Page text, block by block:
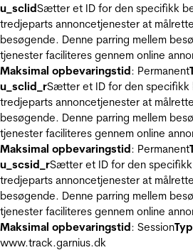
u_sclidSætter et ID for den specifikk
tredjeparts annoncetjenester at
besøgende. Denne parring mellem
tjenester faciliteres gennem online
Maksimal opbevaringstid: Permanent
u_sclid_rSætter et ID for den
tredjeparts annoncetjenester at
besøgende. Denne parring mellem
tjenester faciliteres gennem online
Maksimal opbevaringstid: Permanent
u_scsid_rSætter et ID for den
tredjeparts annoncetjenester at
besøgende. Denne parring mellem
tjenester faciliteres gennem online
Maksimal opbevaringstid: Session
www.track.garnius.dk